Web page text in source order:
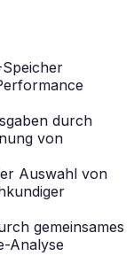
durch
von
Auswahl von
gemeinsames
Analyse